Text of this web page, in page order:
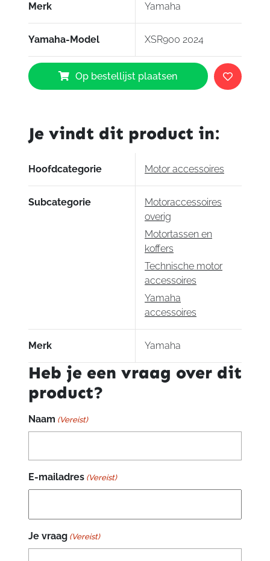
Merk Yamaha
Yamaha-Model XSR900 2024
Yamaha
Zachte
zijtassen
Op bestellijst plaatsen
Je vindt dit product in:
Hoofdcategorie Motor accessoires
Subcategorie
Motoraccessoires
overig
Motortassen en
koffers
Technische motor
accessoires
Yamaha
accessoires
Merk Yamaha
Heb je een vraag over dit
product?
Naam (Vereist)
E-mailadres (Vereist)
Je vraag (Vereist)